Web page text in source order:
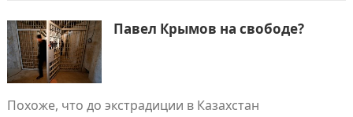
Павел Крымов на свободе?
Похоже, что до экстрадиции в Казахстан